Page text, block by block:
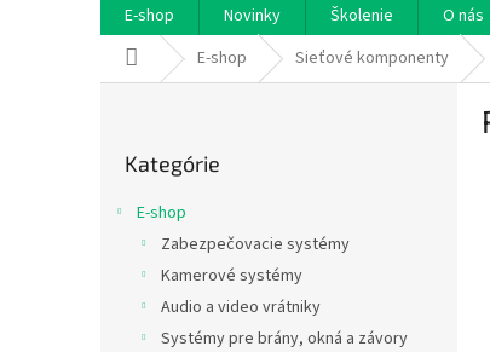
E-shop Novinky Školenie O nás
DomovE-shop Sieťové komponenty
kategórie
Kategórie
E-shop
Zabezpečovacie systémy
Kamerové systémy
Audio a video vrátniky
Systémy pre brány, okná a závory